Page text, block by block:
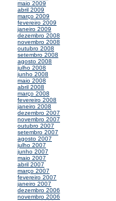
maio 2009
abril 2009
março 2009
fevereiro 2009
janeiro 2009
dezembro 2008
novembro 2008
outubro 2008
setembro 2008
agosto 2008
julho 2008
junho 2008
maio 2008
abril 2008
março 2008
fevereiro 2008
janeiro 2008
dezembro 2007
novembro 2007
outubro 2007
setembro 2007
agosto 2007
julho 2007
junho 2007
maio 2007
abril 2007
março 2007
fevereiro 2007
janeiro 2007
dezembro 2006
novembro 2006